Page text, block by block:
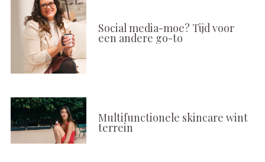
Social media-moe? Tijd voor
een andere go-to
Multifunctionele skincare wint
terrein